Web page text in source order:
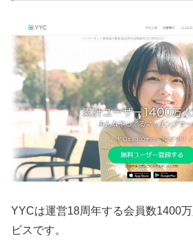
YYCは運営18周年する会員数1400
ビスです。